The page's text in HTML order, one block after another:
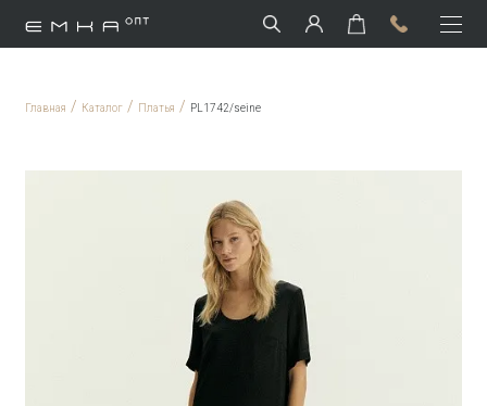
Главная / Каталог / Платья / PL1742/seine